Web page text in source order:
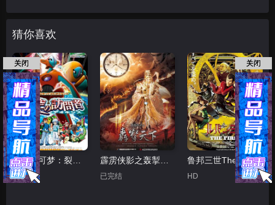
猜你喜欢
精灵宝可梦：裂空的访问者代欧奇希斯国语
HD
霹雳侠影之轰掣天下
已完结
鲁邦三世TheFirst
HD
关闭 关闭